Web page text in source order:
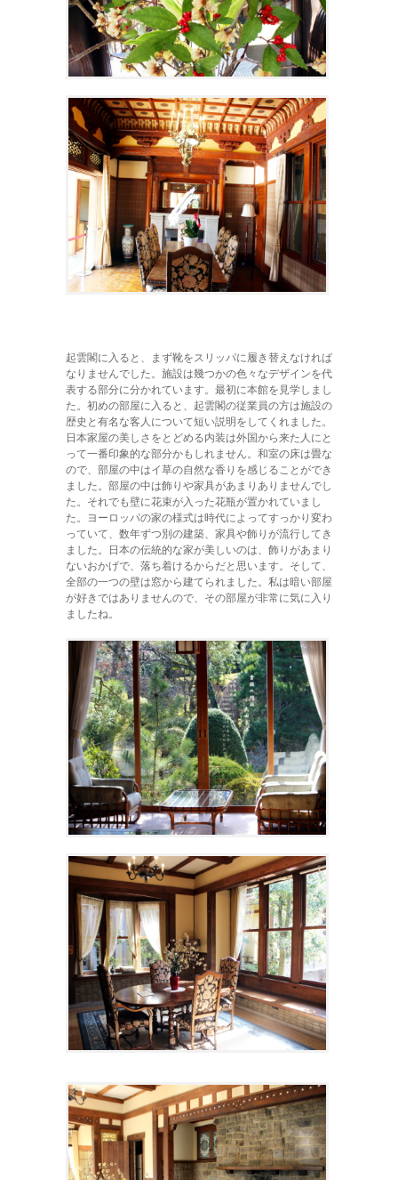
起雲閣に入ると、まず靴をスリッパに履き替えなければ
なりませんでした。施設は幾つかの色々なデザインを代
表する部分に分かれています。最初に本館を見学しまし
た。初めの部屋に入ると、起雲閣の従業員の方は施設の
歴史と有名な客人について短い説明をしてくれました。
日本家屋の美しさをとどめる内装は外国から来た人にと
って一番印象的な部分かもしれません。和室の床は畳な
ので、部屋の中はイ草の自然な香りを感じることができ
ました。部屋の中は飾りや家具があまりありませんでし
た。それでも壁に花束が入った花瓶が置かれていまし
た。ヨーロッパの家の様式は時代によってすっかり変わ
っていて、数年ずつ別の建築、家具や飾りが流行してき
ました。日本の伝統的な家が美しいのは、飾りがあまり
ないおかげで、落ち着けるからだと思います。そして、
全部の一つの壁は窓から建てられました。私は暗い部屋
が好きではありませんので、その部屋が非常に気に入り
ましたね。